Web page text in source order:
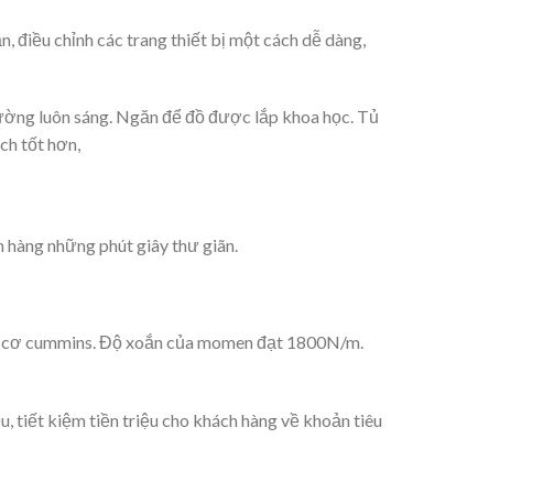
điều chỉnh các trang thiết bị một cách dễ dàng,
luôn sáng. Ngăn để đồ được lắp khoa học. Tủ
tốt hơn,
những phút giây thư giãn.
cummins. Độ xoắn của momen đạt 1800N/m.
tiết kiệm tiền triệu cho khách hàng về khoản tiêu